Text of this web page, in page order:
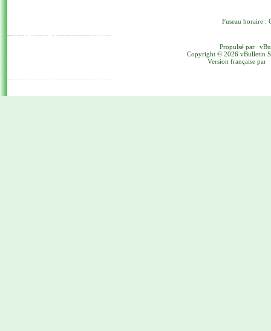
Fuseau horaire :
Propulsé par
Copyright © 2026 vBulletin
Version française par